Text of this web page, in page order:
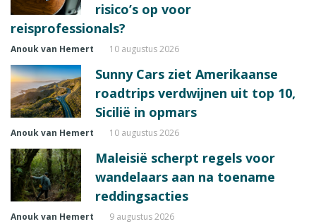
risico’s op voor
reisprofessionals?
Anouk van Hemert 10 augustus 2026
Sunny Cars ziet Amerikaanse
roadtrips verdwijnen uit top 10,
Sicilië in opmars
Anouk van Hemert 10 augustus 2026
Maleisië scherpt regels voor
wandelaars aan na toename
reddingsacties
Anouk van Hemert 9 augustus 2026